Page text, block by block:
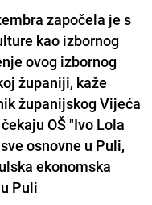
započela je s
kao izbornog
ovog izbornog
županiji, kaže
županijskog Vijeća
OŠ "Ivo Lola
osnovne u Puli,
ekonomska
Puli